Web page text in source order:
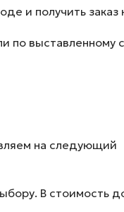
и получить
по
на следующий
В стоимость